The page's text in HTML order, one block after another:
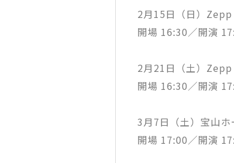
2月15日（日）
開場 16:30／開演
2月21日（土）
開場 16:30／開演
3月7日（土）宝山ホ
開場 17:00／開演